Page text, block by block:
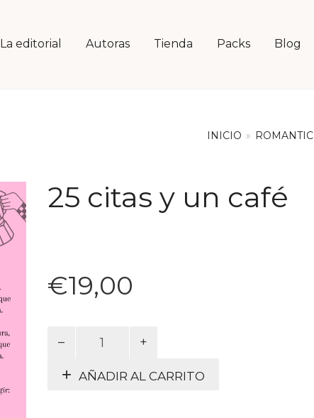
La editorial Autoras Tienda Packs Blog
INICIO » ROMANTIC
25 citas y un café
€19,00
un
AÑADIR AL CARRITO